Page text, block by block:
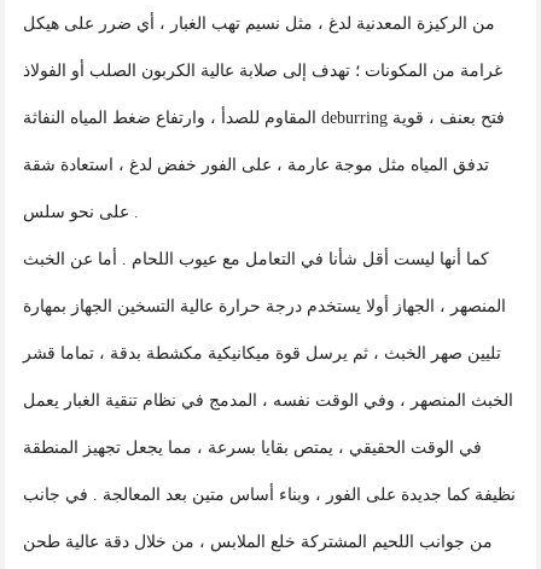
من الركيزة المعدنية لدغ ، مثل نسيم تهب الغبار ، أي ضرر على هيكل
غرامة من المكونات ؛ تهدف إلى صلابة عالية الكربون الصلب أو الفولاذ
المقاوم للصدأ ، وارتفاع ضغط المياه النفاثة deburring فتح بعنف ، قوية
تدفق المياه مثل موجة عارمة ، على الفور خفض لدغ ، استعادة شقة
على نحو سلس .
كما أنها ليست أقل شأنا في التعامل مع عيوب اللحام . أما عن الخبث
المنصهر ، الجهاز أولا يستخدم درجة حرارة عالية التسخين الجهاز بمهارة
تليين صهر الخبث ، ثم يرسل قوة ميكانيكية مكشطة بدقة ، تماما قشر
الخبث المنصهر ، وفي الوقت نفسه ، المدمج في نظام تنقية الغبار يعمل
في الوقت الحقيقي ، يمتص بقايا بسرعة ، مما يجعل تجهيز المنطقة
نظيفة كما جديدة على الفور ، وبناء أساس متين بعد المعالجة . في جانب
من جوانب اللحيم المشتركة خلع الملابس ، من خلال دقة عالية طحن